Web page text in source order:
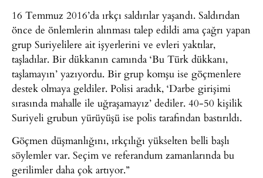
16 Temmuz 2016’da ırkçı saldırılar yaşandı. Saldırıdan
önce de önlemlerin alınması talep edildi ama çağrı yapan
grup Suriyelilere ait işyerlerini ve evleri yaktılar,
taşladılar. Bir dükkanın camında ‘Bu Türk dükkanı,
taşlamayın’ yazıyordu. Bir grup komşu ise göçmenlere
destek olmaya geldiler. Polisi aradık, ‘Darbe girişimi
sırasında mahalle ile uğraşamayız’ dediler. 40-50 kişilik
Suriyeli grubun yürüyüşü ise polis tarafından bastırıldı.
Göçmen düşmanlığını, ırkçılığı yükselten belli başlı
söylemler var. Seçim ve referandum zamanlarında bu
gerilimler daha çok artıyor.”